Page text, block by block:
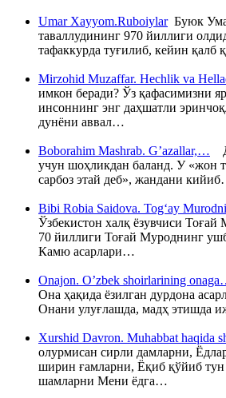
Umar Xayyom.RuboiylarБуюк
таваллудининг 970 йиллиги
тафаккурда туғилиб, кейин қалб
Mirzohid Muzaffar. Hechlik va
имкон беради? Ўз қафасимизни
инсоннинг энг даҳшатли
дунёни аввал…
Boborahim Mashrab. G’azallar,…
учун шоҳликдан баланд. У «жон
сарбоз этай деб», жандани
Bibi Robia Saidova. Tog‘ay
Ўзбекистон халқ ёзувчиси Тоғай
70 йиллиги Тоғай Муроднинг
Камю асарлари…
Onajon. O’zbek shoirlarining
Она ҳақида ёзилган дурдона
Онани улуғлашда, мадҳ этишда
Xurshid Davron. Muhabbat haqida
олурмисан сирли дамларни,
ширин ғамларни, Ёқиб қўйиб тун
шамларни Мени ёдга…